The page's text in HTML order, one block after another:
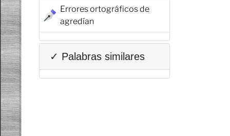
Errores ortográficos de
agredían
✓ Palabras similares